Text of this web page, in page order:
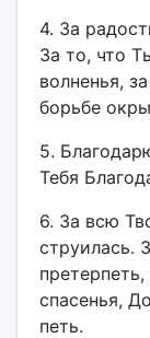
4. За
За то, что
волненья,
борьбе
5.
Тебя
6. За всю
струилась.
спасенья,
петь.